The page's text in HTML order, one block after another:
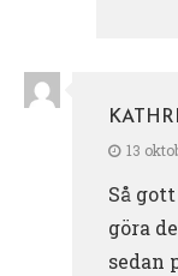
13
Så
göra
sedan